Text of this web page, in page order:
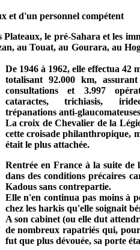
et d'un personnel compétent
le pré-Sahara et les
au Touat, au Gourara, au
De 1946 à 1962, elle effectua 42
totalisant 92.000 km, assurant
consultations et 3.997
cataractes, trichiasis,
trépanations anti-
La croix de Chevalier de la
cette croisade philanthropique,
était le plus attachée.
Rentrée en France à la suite de
dans des conditions précaires
Kadous sans contrepartie.
Elle n'en continua pas moins à
chez les harkis qu'elle soignait
A son cabinet (ou elle dut
de nombreux rapatriés qui,
fut que plus dévouée, sa porte